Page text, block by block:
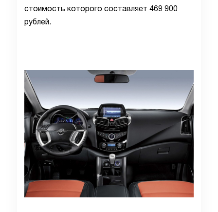
стоимость которого составляет 469 900
рублей.